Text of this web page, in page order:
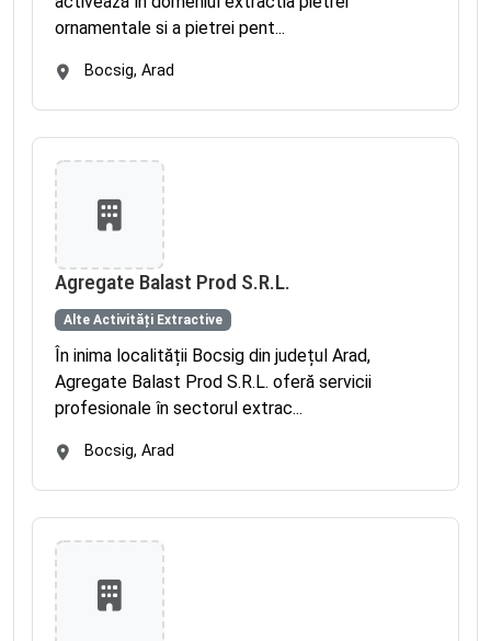
ornamentale si a pietrei pent...
Bocsig, Arad
Agregate Balast Prod S.R.L.
Alte Activități Extractive
În inima localității Bocsig din județul Arad,
Agregate Balast Prod S.R.L. oferă servicii
profesionale în sectorul extrac...
Bocsig, Arad